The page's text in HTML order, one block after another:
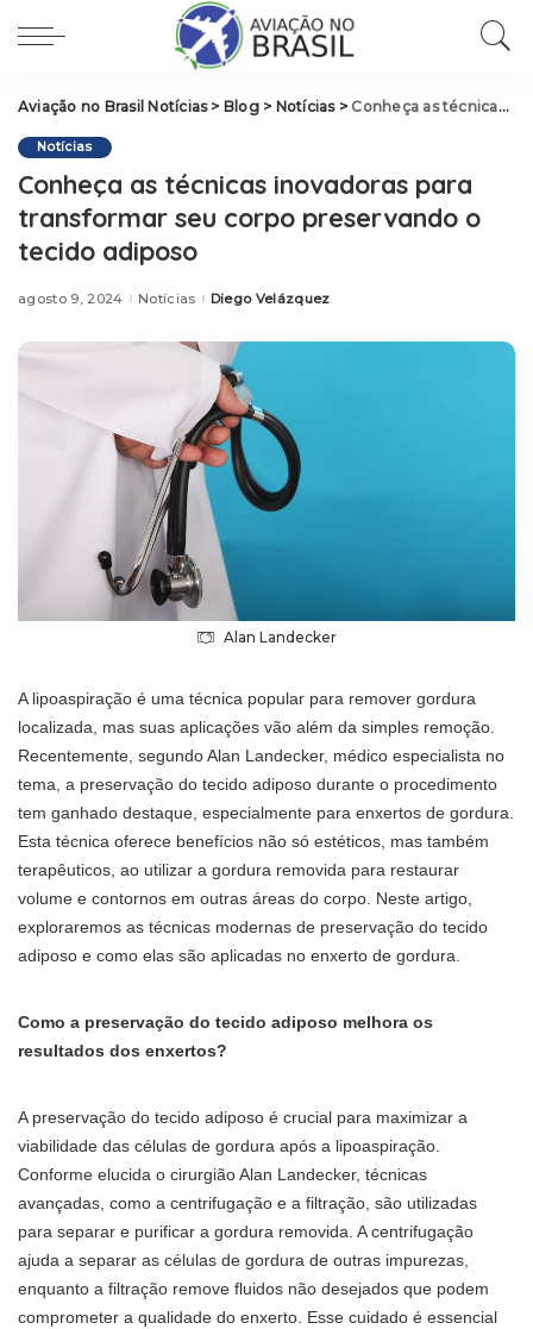
Aviação no Brasil Notícias> Blog> Notícias> Conheça as técnicas inovadoras para transformar seu corpo preservando o tecido adiposo
Notícias
Conheça as técnicas inovadoras para
transformar seu corpo preservando o
tecido adiposo
agosto 9, 2024 NotíciasPosted
Diego Velázquez
Alan Landecker
A lipoaspiração é uma técnica popular para remover gordura
localizada, mas suas aplicações vão além da simples remoção.
Recentemente, segundo Alan Landecker, médico especialista no
tema, a preservação do tecido adiposo durante o procedimento
tem ganhado destaque, especialmente para enxertos de gordura.
Esta técnica oferece benefícios não só estéticos, mas também
terapêuticos, ao utilizar a gordura removida para restaurar
volume e contornos em outras áreas do corpo. Neste artigo,
exploraremos as técnicas modernas de preservação do tecido
adiposo e como elas são aplicadas no enxerto de gordura.
Como a preservação do tecido adiposo melhora os
resultados dos enxertos?
A preservação do tecido adiposo é crucial para maximizar a
viabilidade das células de gordura após a lipoaspiração.
Conforme elucida o cirurgião Alan Landecker, técnicas
avançadas, como a centrifugação e a filtração, são utilizadas
para separar e purificar a gordura removida. A centrifugação
ajuda a separar as células de gordura de outras impurezas,
enquanto a filtração remove fluidos não desejados que podem
comprometer a qualidade do enxerto. Esse cuidado é essencial